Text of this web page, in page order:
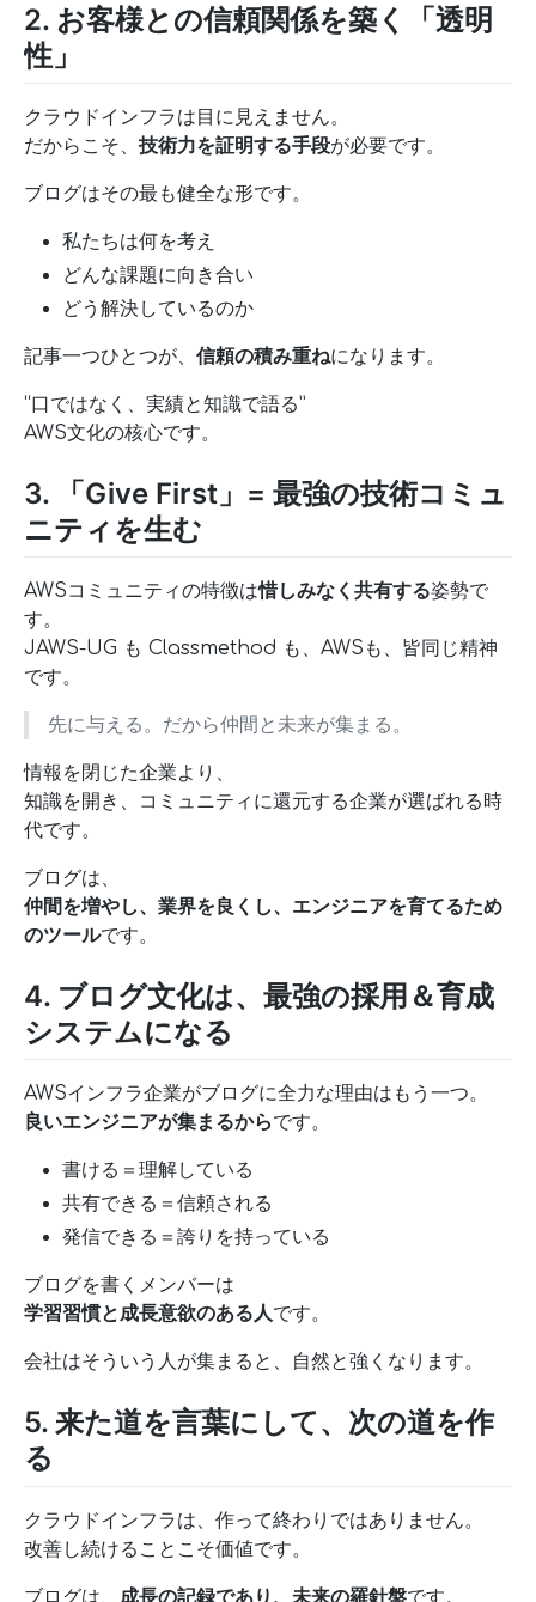
2. お客様との信頼関係を築く「透明
性」
クラウドインフラは目に見えません。
だからこそ、 技術力を証明する手段が必要です。
ブログはその最も健全な形です。
私たちは何を考え
どんな課題に向き合い
どう解決しているのか
記事一つひとつが、 信頼の積み重ねになります。
“口ではなく、実績と知識で語る”
AWS文化の核心です。
3. 「Give First」= 最強の技術コミュ
ニティを生む
AWSコミュニティの特徴は惜しみなく共有する姿勢で
す。
JAWS-UG も Classmethod も、AWSも、皆同じ精神
です。
先に与える。だから仲間と未来が集まる。
情報を閉じた企業より、
知識を開き、コミュニティに還元する企業が選ばれる時
代です。
ブログは、
仲間を増やし、業界を良くし、エンジニアを育てるため
のツールです。
4. ブログ文化は、最強の採用＆育成
システムになる
AWSインフラ企業がブログに全力な理由はもう一つ。
良いエンジニアが集まるからです。
書ける＝理解している
共有できる＝信頼される
発信できる＝誇りを持っている
ブログを書くメンバーは
学習習慣と成長意欲のある人です。
会社はそういう人が集まると、自然と強くなります。
5. 来た道を言葉にして、次の道を作
る
クラウドインフラは、作って終わりではありません。
改善し続けることこそ価値です。
ブログは、 成長の記録であり、未来の羅針盤です。